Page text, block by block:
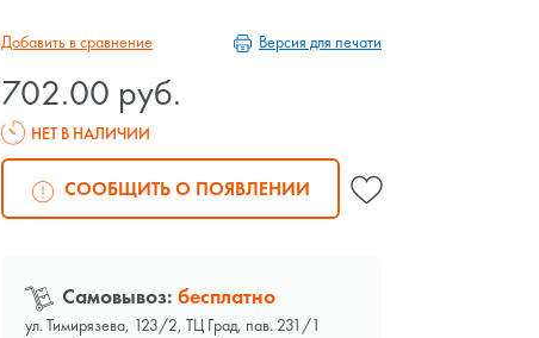
Добавить в сравнение Версия для печати
702.00 руб.
НЕТ В НАЛИЧИИ
СООБЩИТЬ О ПОЯВЛЕНИИ
Самовывоз: бесплатно
ул. Тимирязева, 123/2, ТЦ Град, пав. 231/1